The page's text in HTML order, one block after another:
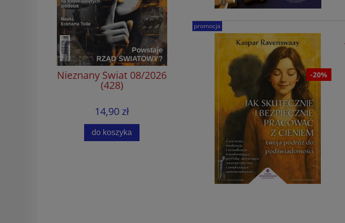
Nieznany Świat 08/2026
(428)
14,90 zł
do koszyka
-20%
promocja